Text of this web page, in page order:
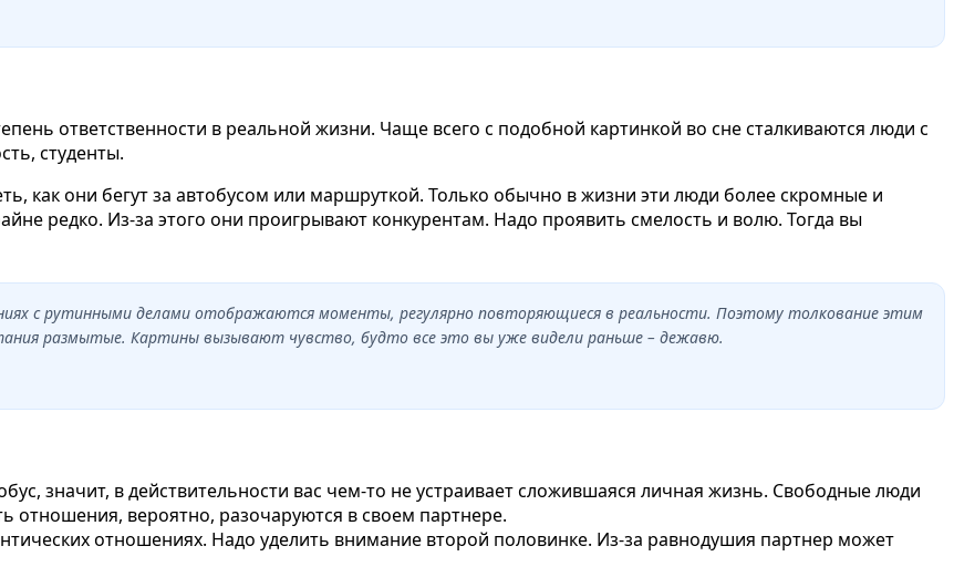
ответственности в реальной жизни. Чаще всего с подобной картинкой во сне сталкиваются люди с
студенты.
как они бегут за автобусом или маршруткой. Только обычно в жизни эти люди более скромные и
редко. Из-за этого они проигрывают конкурентам. Надо проявить смелость и волю. Тогда вы
с рутинными делами отображаются моменты, регулярно повторяющиеся в реальности. Поэтому толкование этим
размытые. Картины вызывают чувство, будто все это вы уже видели раньше – дежавю.
значит, в действительности вас чем-то не устраивает сложившаяся личная жизнь. Свободные люди
отношения, вероятно, разочаруются в своем партнере.
отношениях. Надо уделить внимание второй половинке. Из-за равнодушия партнер может